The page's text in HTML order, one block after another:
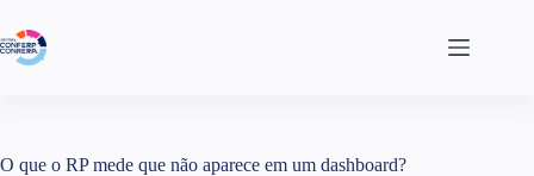
O que o RP mede que não aparece em um dashboard?